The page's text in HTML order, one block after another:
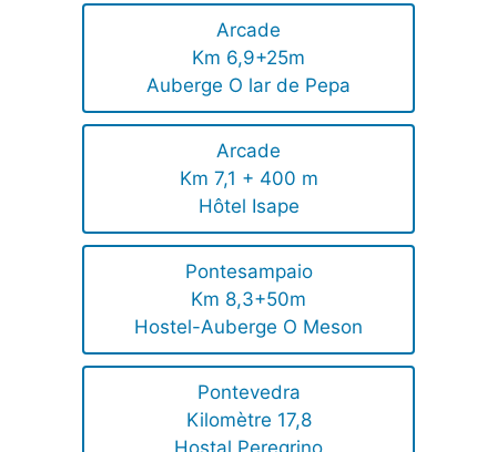
Arcade
Km 6,9+25m
Auberge O lar de Pepa
Arcade
Km 7,1 + 400 m
Hôtel Isape
Pontesampaio
Km 8,3+50m
Hostel-Auberge O Meson
Pontevedra
Kilomètre 17,8
Hostal Peregrino